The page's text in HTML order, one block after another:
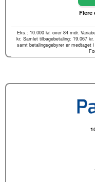
Flere
Eks.: 10.000 kr. over 84 mdr.
kr. Samlet tilbagebetaling: 19.067
samt betalingsgebyrer er medtaget